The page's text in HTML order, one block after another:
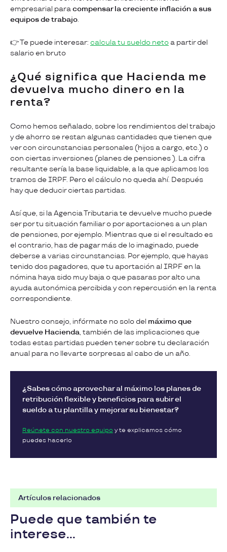
empresarial paracompensar la creciente inflación a sus
equipos de trabajo.
👉 Te puede interesar: calcula tu sueldo neto a partir del
salario en bruto
¿Qué significa que Hacienda me
devuelva mucho dinero en la
renta?
Como hemos señalado, sobre los rendimientos del trabajo
y de ahorro se restan algunas cantidades que tienen que
ver con circunstancias personales (hijos a cargo, etc.) o
con ciertas inversiones (planes de pensiones ). La cifra
resultante sería la base liquidable, a la que aplicamos los
tramos de IRPF. Pero el cálculo no queda ahí. Después
hay que deducir ciertas partidas.
Así que, si la Agencia Tributaria te devuelve mucho puede
ser por tu situación familiar o por aportaciones a un plan
de pensiones, por ejemplo. Mientras que si el resultado es
el contrario, has de pagar más de lo imaginado, puede
deberse a varias circunstancias. Por ejemplo, que hayas
tenido dos pagadores, que tu aportación al IRPF en la
nómina haya sido muy baja o que pasaras por alto una
ayuda autonómica percibida y con repercusión en la renta
correspondiente.
Nuestro consejo, infórmate no solo del máximo que
devuelve Hacienda, también de las implicaciones que
todas estas partidas pueden tener sobre tu declaración
anual para no llevarte sorpresas al cabo de un año.
¿Sabes cómo aprovechar al máximo los planes de
retribución flexible y beneficios para subir el
sueldo a tu plantilla y mejorar su bienestar?
Reúnete con nuestro equipo y te explicamos cómo
puedes hacerlo
Artículos relacionados
Puede que también te
interese...